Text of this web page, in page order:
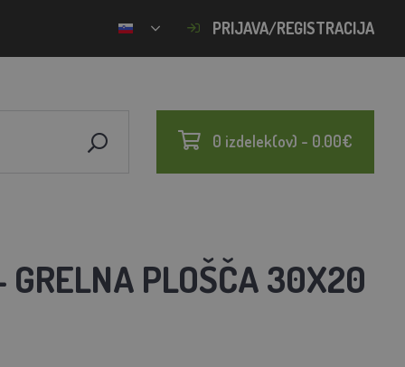
PRIJAVA/REGISTRACIJA
0 izdelek(ov) - 0.00€
GRELNA PLOŠČA 30X20